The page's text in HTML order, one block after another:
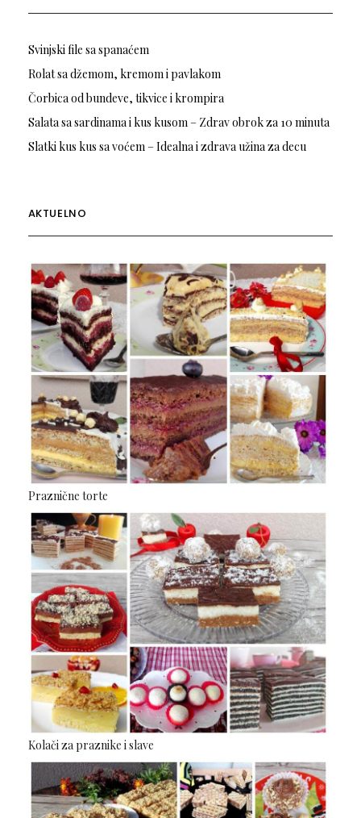
Svinjski file sa spanaćem
Rolat sa džemom, kremom i pavlakom
Čorbica od bundeve, tikvice i krompira
Salata sa sardinama i kus kusom – Zdrav obrok za 10 minuta
Slatki kus kus sa voćem – Idealna i zdrava užina za decu
AKTUELNO
Praznične torte
Kolači za praznike i slave